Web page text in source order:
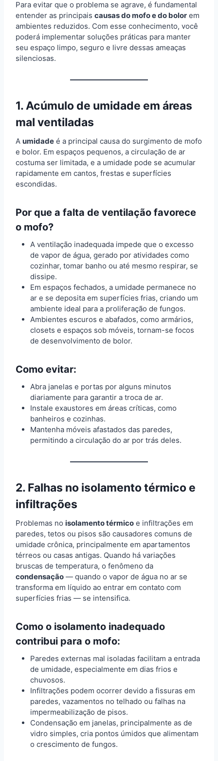
Para evitar que o problema se agrave, é fundamental
entender as principais causas do mofo e do bolor em
ambientes reduzidos. Com esse conhecimento, você
poderá implementar soluções práticas para manter
seu espaço limpo, seguro e livre dessas ameaças
silenciosas.
1. Acúmulo de umidade em áreas
mal ventiladas
A umidade é a principal causa do surgimento de mofo
e bolor. Em espaços pequenos, a circulação de ar
costuma ser limitada, e a umidade pode se acumular
rapidamente em cantos, frestas e superfícies
escondidas.
Por que a falta de ventilação favorece
o mofo?
A ventilação inadequada impede que o excesso
de vapor de água, gerado por atividades como
cozinhar, tomar banho ou até mesmo respirar, se
dissipe.
Em espaços fechados, a umidade permanece no
ar e se deposita em superfícies frias, criando um
ambiente ideal para a proliferação de fungos.
Ambientes escuros e abafados, como armários,
closets e espaços sob móveis, tornam-se focos
de desenvolvimento de bolor.
Como evitar:
Abra janelas e portas por alguns minutos
diariamente para garantir a troca de ar.
Instale exaustores em áreas críticas, como
banheiros e cozinhas.
Mantenha móveis afastados das paredes,
permitindo a circulação do ar por trás deles.
2. Falhas no isolamento térmico e
infiltrações
Problemas no isolamento térmico e infiltrações em
paredes, tetos ou pisos são causadores comuns de
umidade crônica, principalmente em apartamentos
térreos ou casas antigas. Quando há variações
bruscas de temperatura, o fenômeno da
condensação — quando o vapor de água no ar se
transforma em líquido ao entrar em contato com
superfícies frias — se intensifica.
Como o isolamento inadequado
contribui para o mofo:
Paredes externas mal isoladas facilitam a entrada
de umidade, especialmente em dias frios e
chuvosos.
Infiltrações podem ocorrer devido a fissuras em
paredes, vazamentos no telhado ou falhas na
impermeabilização de pisos.
Condensação em janelas, principalmente as de
vidro simples, cria pontos úmidos que alimentam
o crescimento de fungos.